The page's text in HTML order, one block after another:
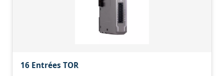
16 Entrées TOR